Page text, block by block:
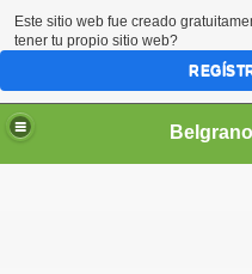
Este sitio web fue creado
tener tu propio sitio web?